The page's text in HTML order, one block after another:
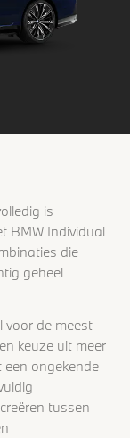
is
BMW Individual
die
geheel
voor de meest
keuze uit meer
ongekende
tussen